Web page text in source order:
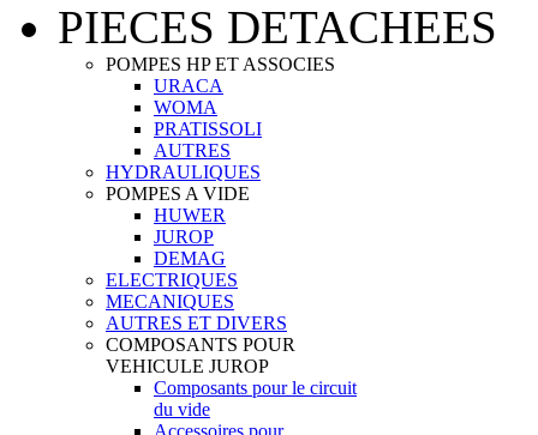
PIECES DETACHEES
POMPES HP ET ASSOCIES
URACA
WOMA
PRATISSOLI
AUTRES
HYDRAULIQUES
POMPES A VIDE
HUWER
JUROP
DEMAG
ELECTRIQUES
MECANIQUES
AUTRES ET DIVERS
COMPOSANTS POUR
VEHICULE JUROP
Composants pour le circuit
du vide
Accessoires pour